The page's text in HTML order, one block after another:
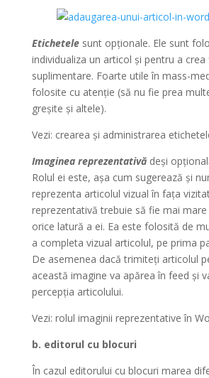
Etichetelesunt opționale. Ele sunt
individualiza un articol și pentru a crea
suplimentare. Foarte utile în mass-
folosite cu atenție (să nu fie prea
greșite și altele).
Vezi: crearea și administrarea
Imaginea reprezentativădeși
Rolul ei este, așa cum sugerează și
reprezenta articolul vizual în fața
reprezentativă trebuie să fie mai mare
orice latură a ei. Ea este folosită de
a completa vizual articolul, pe prima
De asemenea dacă trimiteți articolul
această imagine va apărea în feed și
percepția articolului.
Vezi: rolul imaginii reprezentative în
b. editorul cu blocuri
În cazul editorului cu blocuri marea